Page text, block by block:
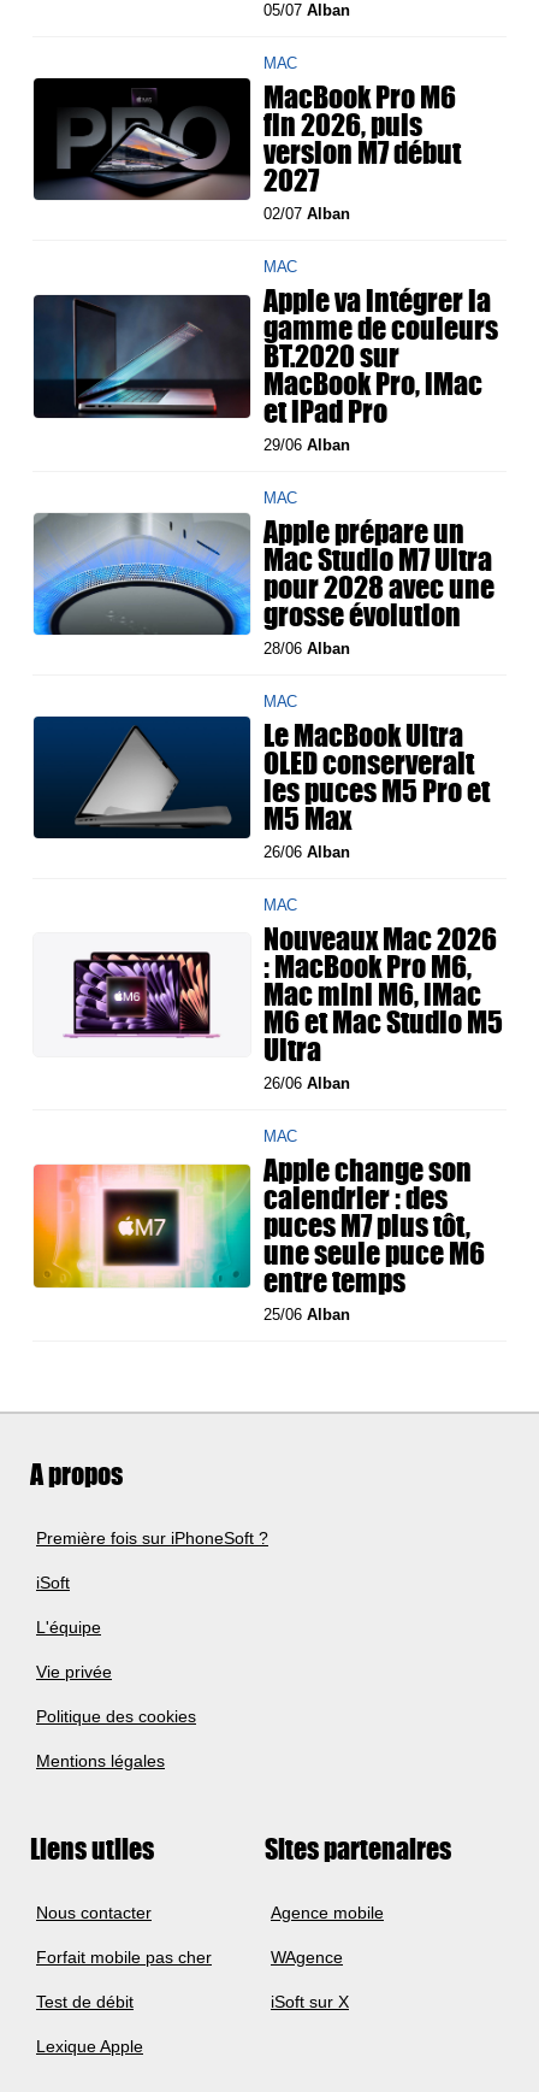
05/07Alban
MAC
MacBook Pro M6
fin 2026, puis
version M7 début
2027
02/07Alban
MAC
Apple va intégrer la
gamme de couleurs
BT.2020 sur
MacBook Pro, iMac
et iPad Pro
29/06Alban
MAC
Apple prépare un
Mac Studio M7 Ultra
pour 2028 avec une
grosse évolution
28/06Alban
MAC
Le MacBook Ultra
OLED conserverait
les puces M5 Pro et
M5 Max
26/06Alban
MAC
Nouveaux Mac 2026
: MacBook Pro M6,
Mac mini M6, iMac
M6 et Mac Studio M5
Ultra
26/06Alban
MAC
Apple change son
calendrier : des
puces M7 plus tôt,
une seule puce M6
entre temps
25/06Alban
A propos
Première fois sur iPhoneSoft ?
iSoft
L'équipe
Vie privée
Politique des cookies
Mentions légales
Liens utiles
Nous contacter
Forfait mobile pas cher
Test de débit
Lexique Apple
Sites partenaires
Agence mobile
WAgence
iSoft sur X